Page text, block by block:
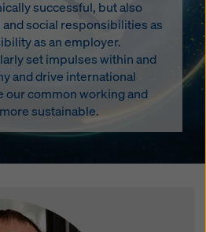
successful, but also
social responsibilities as
as an employer.
set impulses within and
and drive international
our common working and
sustainable.